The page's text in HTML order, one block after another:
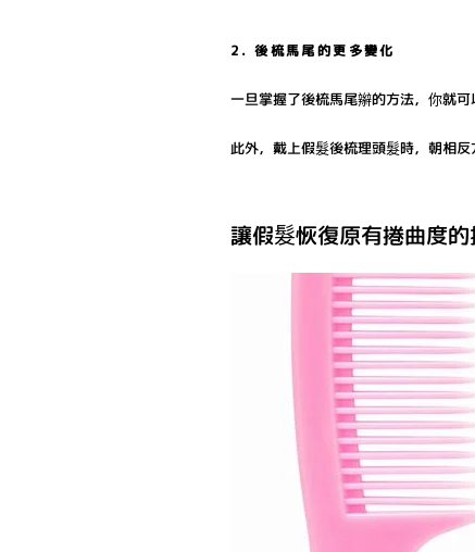
2. 後梳馬尾的更多變化
一旦掌握了後梳馬尾辮的方法，你就
此外，戴上假髮後梳理頭髮時，朝相
讓假髮恢復原有捲曲度